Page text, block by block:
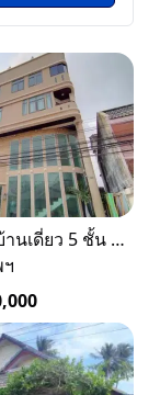
⚡ ขาย บ้านเดี่ยว 5 ชั้น ซอย ประชาชื่น 14 ใกล้ BTS